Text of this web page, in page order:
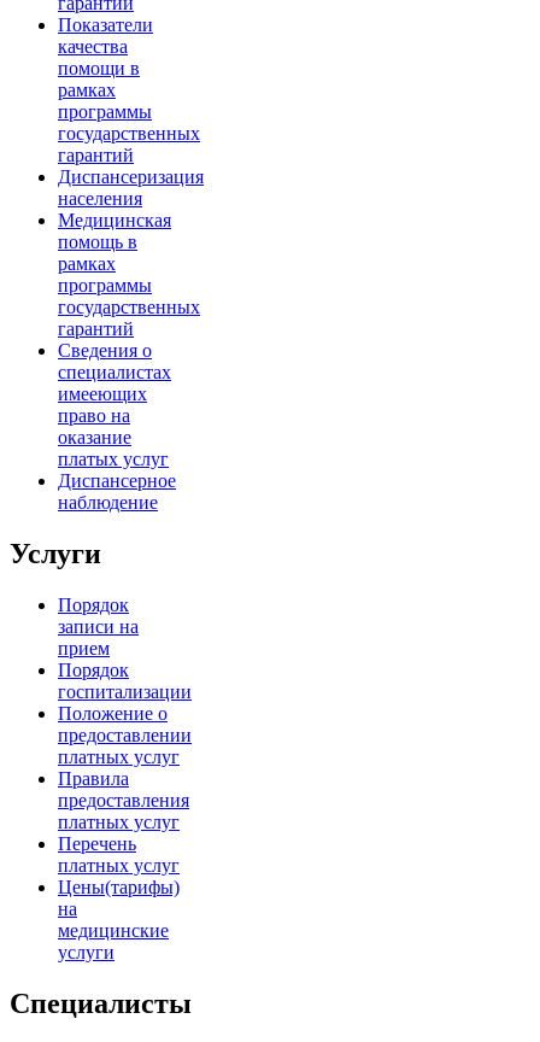
Показатели
качества
помощи в
рамках
программы
государственных
гарантий
Диспансеризация
населения
Медицинская
помощь в
рамках
программы
государственных
гарантий
Сведения о
специалистах
имееющих
право на
оказание
платых услуг
Диспансерное
наблюдение
Услуги
Порядок
записи на
прием
Порядок
госпитализации
Положение о
предоставлении
платных услуг
Правила
предоставления
платных услуг
Перечень
платных услуг
Цены(тарифы)
на
медицинские
услуги
Специалисты